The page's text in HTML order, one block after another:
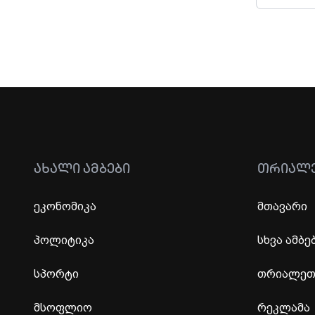
ᲐᲮᲐᲚᲘ ᲐᲛᲑᲔᲑᲘ
ეკონომიკა
პოლიტიკა
სპორტი
მსოფლიო
მთავარი
სხვა
რეკლამა